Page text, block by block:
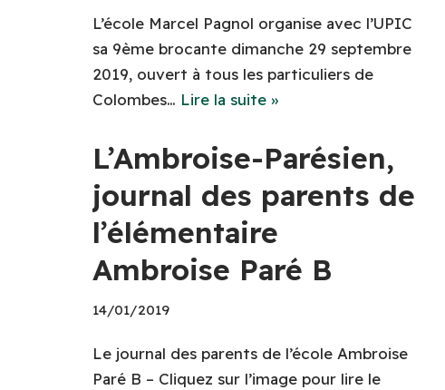
L’école Marcel Pagnol organise avec l’UPIC
sa 9ème brocante dimanche 29 septembre
2019, ouvert à tous les particuliers de
Colombes… Lire la suite »
L’Ambroise-Parésien,
journal des parents de
l’élémentaire
Ambroise Paré B
14/01/2019
Le journal des parents de l’école Ambroise
Paré B – Cliquez sur l’image pour lire le